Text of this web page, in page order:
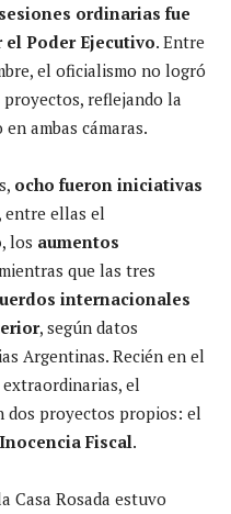
ordinarias fue
Poder Ejecutivo. Entre
el oficialismo no logró
reflejando la
ambas cámaras.
ocho fueron iniciativas
, entre ellas el
, los aumentos
que las tres
internacionales
, según datos
Argentinas. Recién en el
el
dos proyectos propios: el
Fiscal.
Casa Rosada estuvo